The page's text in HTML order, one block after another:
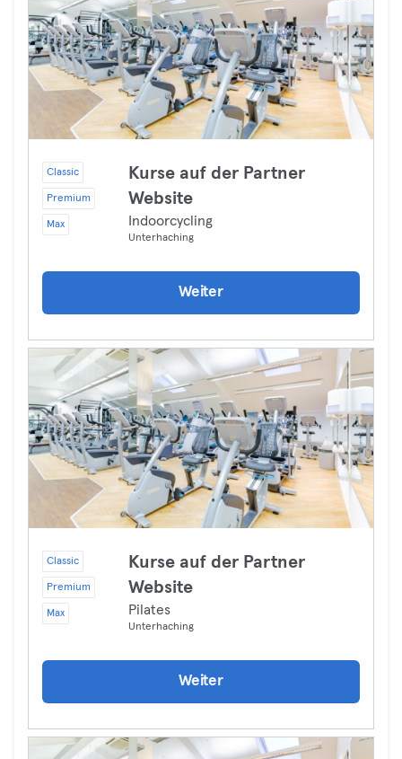
Classic
Premium
Max
Kurse auf der Partner
Website
Indoorcycling
Unterhaching
Weiter
Classic
Premium
Max
Kurse auf der Partner
Website
Pilates
Unterhaching
Weiter